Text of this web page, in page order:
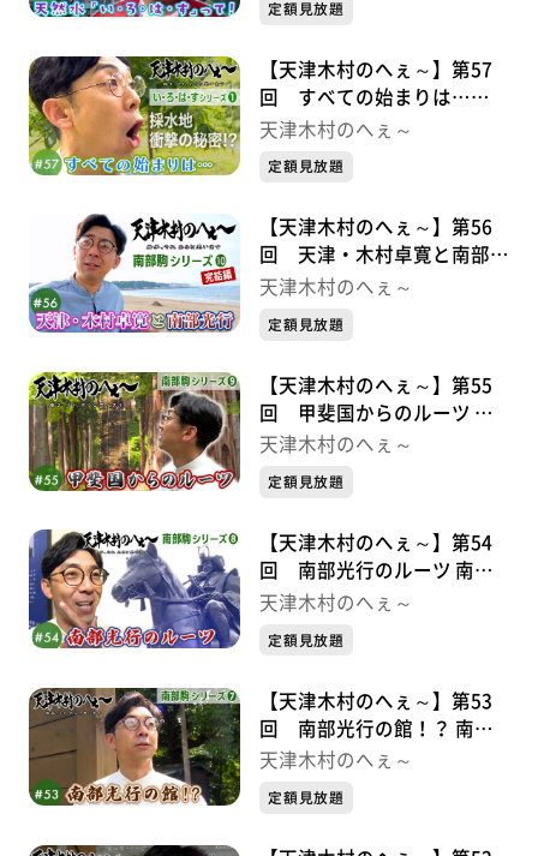
定額見放題
【天津木村のへぇ～】第57
回 すべての始まりは…
い・ろ・は・すシリーズ➀
天津木村のへぇ～
定額見放題
【天津木村のへぇ～】第56
回 天津・木村卓寛と南部光
行 南部駒シリーズ⑩完結編
天津木村のへぇ～
定額見放題
【天津木村のへぇ～】第55
回 甲斐国からのルーツ 南
部駒シリーズ⑨
天津木村のへぇ～
定額見放題
【天津木村のへぇ～】第54
回 南部光行のルーツ 南部
駒シリーズ➇
天津木村のへぇ～
定額見放題
【天津木村のへぇ～】第53
回 南部光行の館！？ 南部
駒シリーズ⑦
天津木村のへぇ～
定額見放題